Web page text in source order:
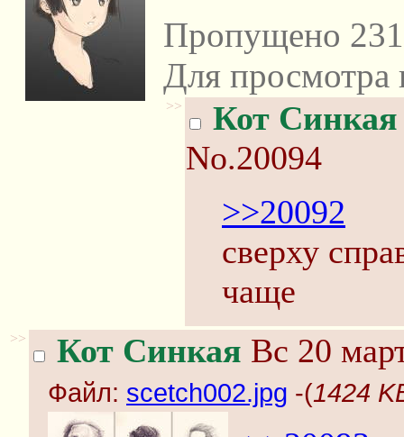
Пропущено
Для
>> Кот Синкая
No.20094
>>20092
сверху
чаще
>> Кот Синкая Вс 20
Файл: scetch002.jpg -(1424